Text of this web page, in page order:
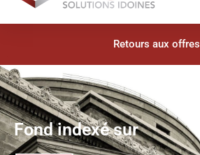
Retours aux offres
Fond indexé sur